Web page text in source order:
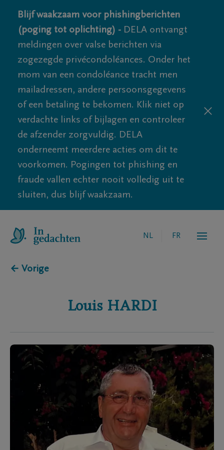
Blijf waakzaam voor phishingberichten
(poging tot oplichting) - DELA ontvangt
meldingen over valse berichten via
zogezegde privécondoléances. Onder het
mom van een condoléance tracht men
mailadressen, andere persoonsgegevens
of een betaling te bekomen. Klik niet op
verdachte links of bijlagen en controleer
de afzender zorgvuldig. DELA
onderneemt meerdere acties om dit te
voorkomen. Pogingen tot phishing en
fraude vallen echter nooit volledig uit te
sluiten, dus blijf waakzaam.
NL FR
← Vorige
Louis HARDI